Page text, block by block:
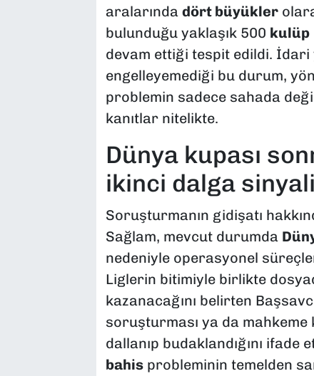
aralarında dört büyükler
bulunduğu yaklaşık 500 kulüp
devam ettiği tespit edildi. İdari
engelleyemediği bu durum,
problemin sadece sahada
kanıtlar nitelikte.
Dünya kupası
ikinci dalga sinyali
Soruşturmanın gidişatı
Sağlam, mevcut durumda
nedeniyle operasyonel
Liglerin bitimiyle birlikte
kazanacağını belirten
soruşturması ya da
dallanıp budaklandığını
bahisprobleminin temelden